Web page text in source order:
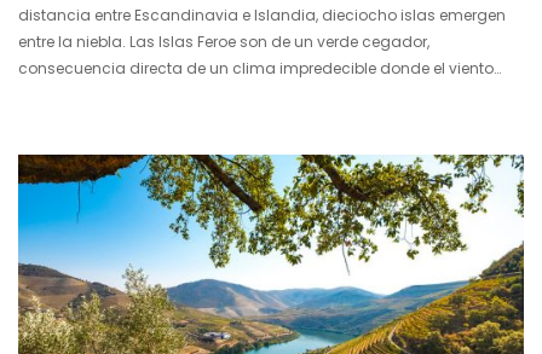
distancia entre Escandinavia e Islandia, dieciocho islas emergen
entre la niebla. Las Islas Feroe son de un verde cegador,
consecuencia directa de un clima impredecible donde el viento